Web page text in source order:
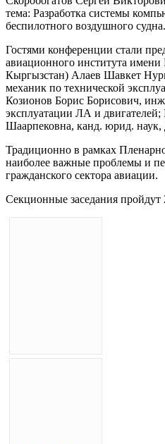
тема: Разработка системы
беспилотного воздушного судна.
Гостями конференции стали
авиационного института
Кыргызстан) Алаев Шавкет
механик по технической
Козионов Борис Борисович,
эксплуатации ЛА и двигателей;
Шаарпековна, канд. юрид. наук,
Традиционно в рамках
наиболее важные проблемы и
гражданского сектора авиации.
Секционные заседания пройдут